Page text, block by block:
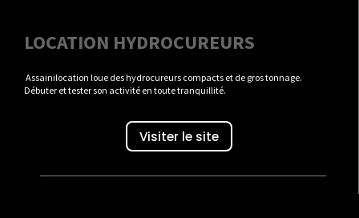
LOCATION HYDROCUREURS
Assainilocation loue des hydrocureurs compacts et de gros tonnage.
Débuter et tester son activité en toute tranquillité.
Visiter le site